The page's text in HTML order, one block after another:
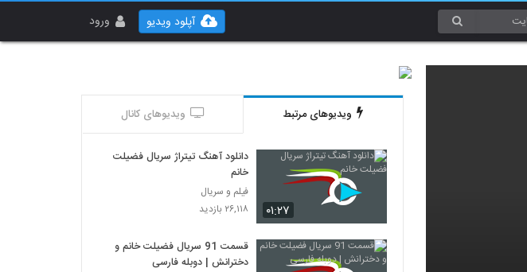
ورود آپلود ویدیو
ویدیوهای مرتبط ویدیوهای کانال
۰۱:۲۷
دانلود آهنگ تیتراژ سریال فضیلت
خانم
فیلم و سریال
۲۶,۱۱۸ بازدید
قسمت 91 سریال فضیلت خانم و
دخترانش | دوبله فارسی